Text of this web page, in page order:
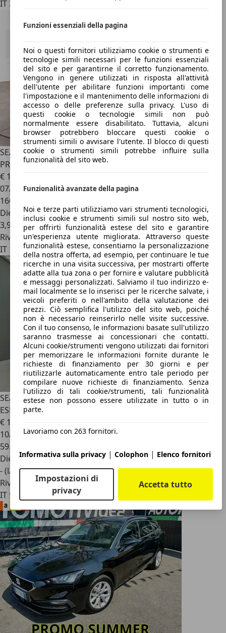
Funzioni essenziali della pagina
Noi o questi fornitori utilizziamo cookie o strumenti e
tecnologie simili necessari per le funzioni essenziali
del sito e per garantirne il corretto funzionamento.
Vengono in genere utilizzati in risposta all'attività
dell'utente per abilitare funzioni importanti come
l'impostazione e il mantenimento delle informazioni di
accesso o delle preferenze sulla privacy. L'uso di
questi cookie o tecnologie simili non può
normalmente essere disabilitato. Tuttavia, alcuni
browser potrebbero bloccare questi cookie o
strumenti simili o avvisare l'utente. Il blocco di questi
cookie o strumenti simili potrebbe influire sulla
funzionalità del sito web.
Funzionalità avanzate della pagina
Noi e terze parti utilizziamo vari strumenti tecnologici,
inclusi cookie e strumenti simili sul nostro sito web,
per offrirti funzionalità estese del sito e garantire
un'esperienza utente migliorata. Attraverso queste
funzionalità estese, consentiamo la personalizzazione
della nostra offerta, ad esempio, per continuare le tue
ricerche in una visita successiva, per mostrarti offerte
adatte alla tua zona o per fornire e valutare pubblicità
e messaggi personalizzati. Salviamo il tuo indirizzo e-
mail localmente se lo inserisci per le ricerche salvate, i
veicoli preferiti o nell'ambito della valutazione dei
prezzi. Ciò semplifica l'utilizzo del sito web, poiché
non è necessario reinserirlo nelle visite successive.
Con il tuo consenso, le informazioni basate sull'utilizzo
saranno trasmesse ai concessionari che contatti.
Alcuni cookie/strumenti vengono utilizzati dai fornitori
per memorizzare le informazioni fornite durante le
richieste di finanziamento per 30 giorni e per
riutilizzarle automaticamente entro tale periodo per
compilare nuove richieste di finanziamento. Senza
l'utilizzo di tali cookie/strumenti, tali funzionalità
estese non possono essere utilizzate in tutto o in
parte.
Lavoriamo con 263 fornitori.
Informativa sulla privacy | Colophon | Elenco fornitori
Impostazioni di
privacy
Accetta tutto
IT 37135
SEAT LeonSportstourer 2.0 tdi Xcellence 150cv dsg -
PROMO
€ 13.490
07/2020
166.427 km
Diesel
3,9 l/100 km (comb.)
Rivenditore
IT 10151
SEAT LeonIV 2023 Sportstourer 2.0 tdi Style 115cv IVA
ESPOSTA
€ 13.499
10/2023
59.000 km
Diesel
- (l/100 km)
Rivenditore
IT 59100